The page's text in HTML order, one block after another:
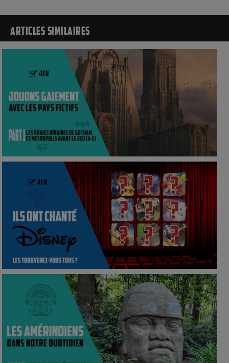
ARTICLES SIMILAIRES